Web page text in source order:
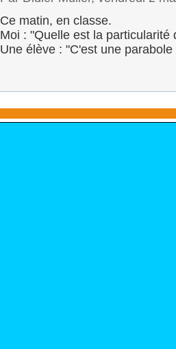
Ce matin, en classe.
Moi : "Quelle est la particularité
Une élève : "C'est une parabole